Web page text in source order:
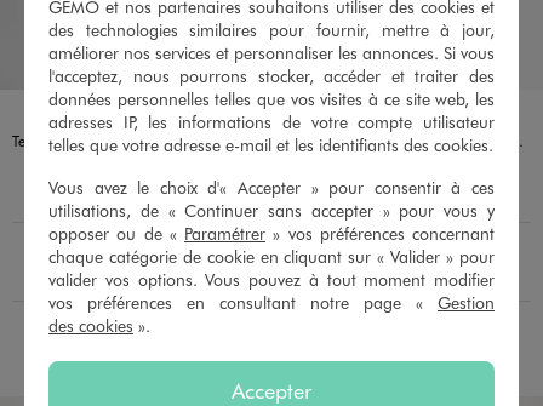
Disponible en 2 coloris
NOIR STANDARD
VERT CLAIR
Tee-shirt manches longues et col rond femme grande taille
4.5/5 de moyenne
(15 avis)
Le produit est disponible :
En livraison
Retrait 4h en magasin :Pour connaître la disponibilité de ce produit :
Choisir un magasin
AJOUTER
Disponible en 6 coloris
BLANC CHINE
BLEU STANDARD
KAKI STANDARD
NOIRNOIR STANDARD
VERT STANDARD
Tee-shirt femme grande taille à manches courtes et col V et dentelle
4.5/5 de moyenne
(308 avis)
Le produit est
En livraison
Retrait 4h en magasin :
Choisir un magasin
GÉMO et nos partenaires souhaitons utiliser des cookies et
des technologies similaires pour fournir, mettre à jour,
améliorer nos services et personnaliser les annonces. Si vous
l'acceptez, nous pourrons stocker, accéder et traiter des
données personnelles telles que vos visites à ce site web, les
adresses IP, les informations de votre compte utilisateur
telles que votre adresse e-mail et les identifiants des cookies.
Vous avez le choix d'« Accepter » pour consentir à ces
utilisations, de « Continuer sans accepter » pour vous y
opposer ou de « Paramétrer » vos préférences concernant
chaque catégorie de cookie en cliquant sur « Valider » pour
valider vos options. Vous pouvez à tout moment modifier
vos préférences en consultant notre page « Gestion
des cookies ».
Accepter